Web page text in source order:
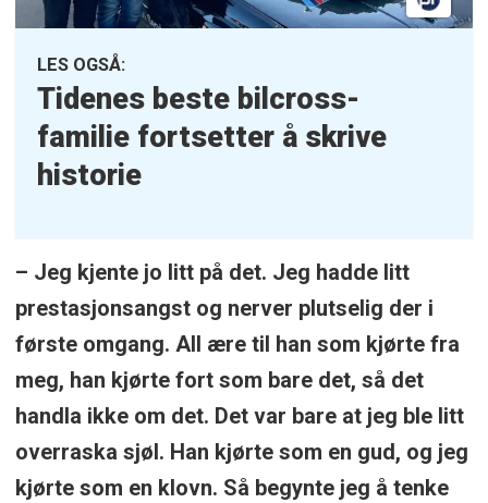
LES OGSÅ:
Tidenes beste bilcross-
familie fortsetter å skrive
historie
– Jeg kjente jo litt på det. Jeg hadde litt
prestasjonsangst og nerver plutselig der i
første omgang. All ære til han som kjørte fra
meg, han kjørte fort som bare det, så det
handla ikke om det. Det var bare at jeg ble litt
overraska sjøl. Han kjørte som en gud, og jeg
kjørte som en klovn. Så begynte jeg å tenke